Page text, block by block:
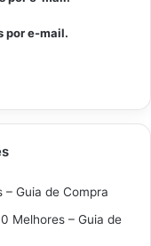
por e-mail.
– Guia de Compra
Melhores – Guia de